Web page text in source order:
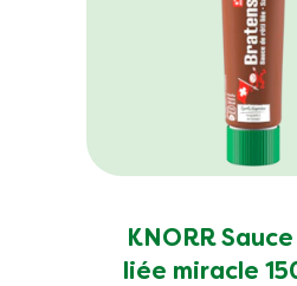
KNORR
liée miracle